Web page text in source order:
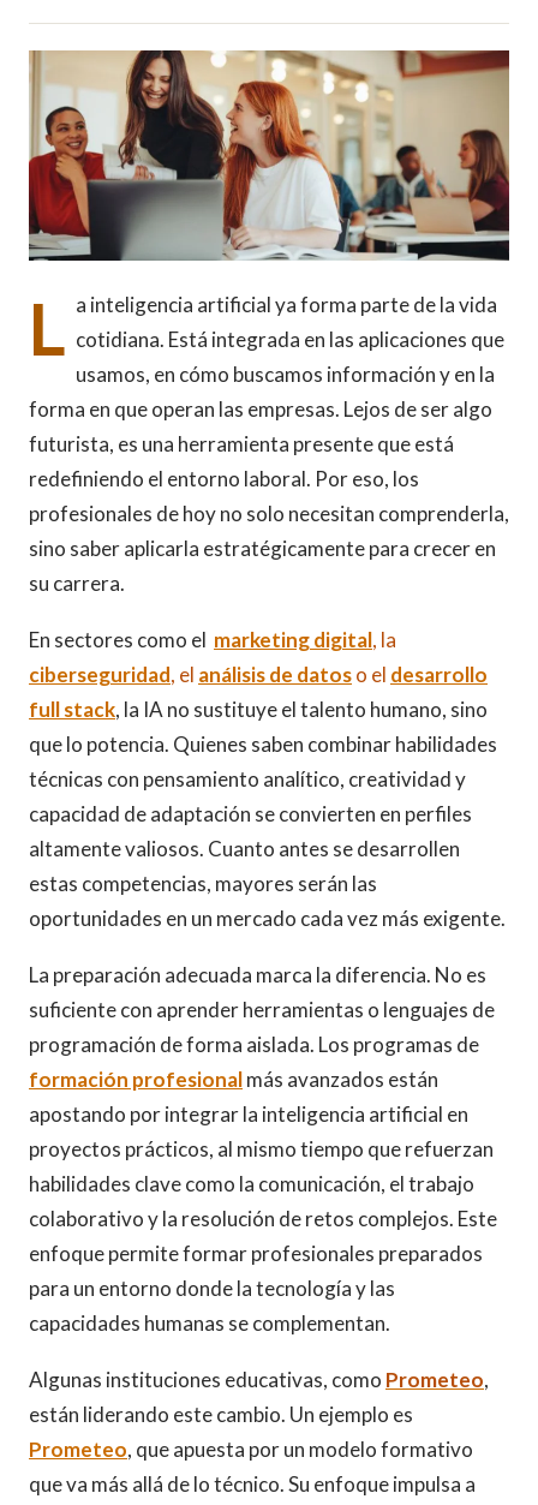
L a inteligencia artificial ya forma parte de la vida
cotidiana. Está integrada en las aplicaciones que
usamos, en cómo buscamos información y en la
forma en que operan las empresas. Lejos de ser algo
futurista, es una herramienta presente que está
redefiniendo el entorno laboral. Por eso, los
profesionales de hoy no solo necesitan comprenderla,
sino saber aplicarla estratégicamente para crecer en
su carrera.
En sectores como el marketing digital, la
ciberseguridad, el análisis de datoso el desarrollo
full stack, la IA no sustituye el talento humano, sino
que lo potencia. Quienes saben combinar habilidades
técnicas con pensamiento analítico, creatividad y
capacidad de adaptación se convierten en perfiles
altamente valiosos. Cuanto antes se desarrollen
estas competencias, mayores serán las
oportunidades en un mercado cada vez más exigente.
La preparación adecuada marca la diferencia. No es
suficiente con aprender herramientas o lenguajes de
programación de forma aislada. Los programas de
formación profesionalmás avanzados están
apostando por integrar la inteligencia artificial en
proyectos prácticos, al mismo tiempo que refuerzan
habilidades clave como la comunicación, el trabajo
colaborativo y la resolución de retos complejos. Este
enfoque permite formar profesionales preparados
para un entorno donde la tecnología y las
capacidades humanas se complementan.
Algunas instituciones educativas, como Prometeo,
están liderando este cambio. Un ejemplo es
Prometeo, que apuesta por un modelo formativo
que va más allá de lo técnico. Su enfoque impulsa a